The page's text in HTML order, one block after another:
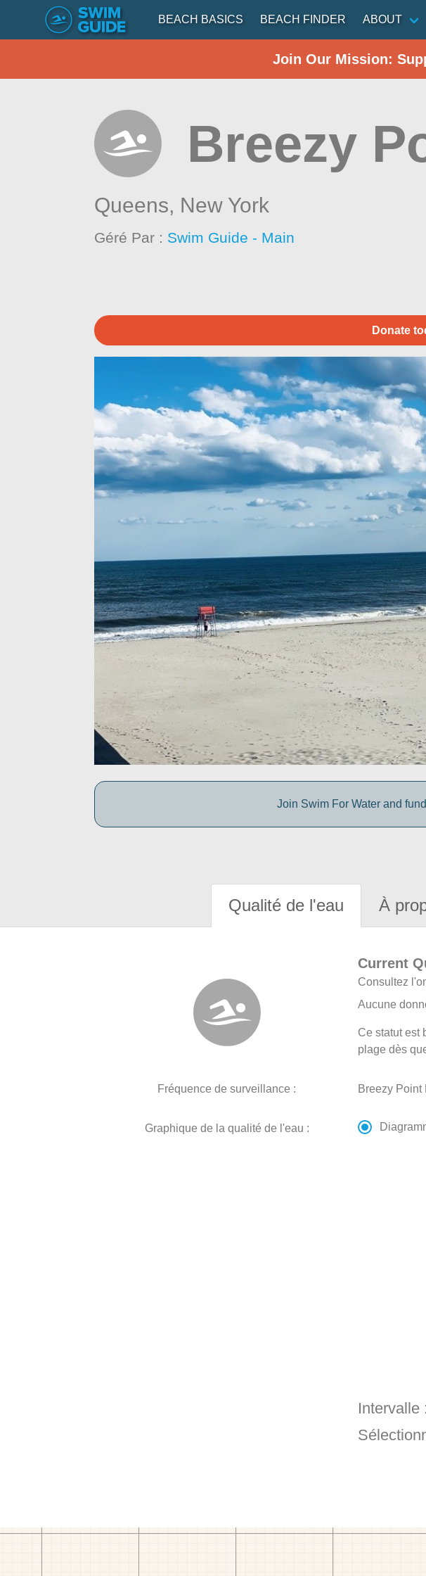
BEACH BASICS BEACH FINDER ABOUT
Join Our Mission:
Breezy
Queens, New York
Géré Par : Swim Guide - Main
Donate
Join Swim For Water and
Qualité de l'eau À
Current
Consultez
Aucune
Ce statut est
plage dès
Fréquence de surveillance : Breezy Point
Graphique de la qualité de l'eau :
Intervalle :